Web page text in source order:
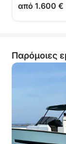
από 1.600 €
Παρόμοιες